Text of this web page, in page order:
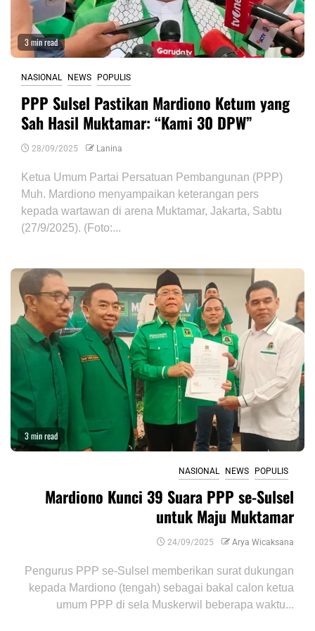
3 min read
NASIONAL NEWS POPULIS
PPP Sulsel Pastikan Mardiono Ketum yang
Sah Hasil Muktamar: “Kami 30 DPW”
28/09/2025 Lanina
Ketua Umum Partai Persatuan Pembangunan (PPP)
Muh. Mardiono menyampaikan keterangan pers
kepada wartawan di arena Muktamar, Jakarta, Sabtu
(27/9/2025). (Foto:...
3 min read
NASIONAL NEWS POPULIS
Mardiono Kunci 39 Suara PPP se-Sulsel
untuk Maju Muktamar
24/09/2025 Arya Wicaksana
Pengurus PPP se-Sulsel memberikan surat dukungan
kepada Mardiono (tengah) sebagai bakal calon ketua
umum PPP di sela Muskerwil beberapa waktu...